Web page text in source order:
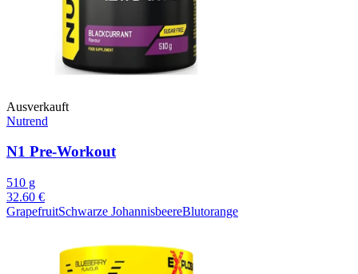
Ausverkauft
Nutrend
N1 Pre-Workout
510 g
32.60 €
GrapefruitSchwarze JohannisbeereBlutorange